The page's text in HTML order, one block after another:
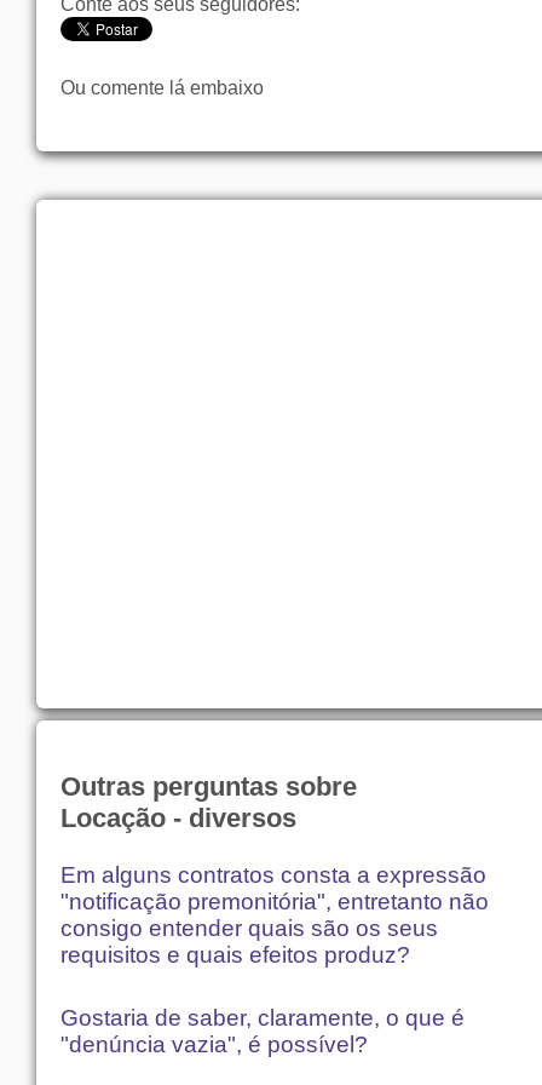
Ou comente lá embaixo
Outras perguntas sobre
Locação - diversos
Em alguns contratos consta a expressão
"notificação premonitória", entretanto não
consigo entender quais são os seus
requisitos e quais efeitos produz?
Gostaria de saber, claramente, o que é
"denúncia vazia", é possível?